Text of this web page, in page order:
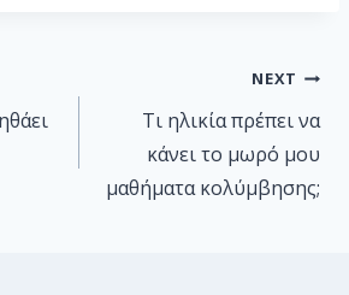
NEXT
Τι ηλικία πρέπει να
κάνει το μωρό μου
μαθήματα κολύμβησης;